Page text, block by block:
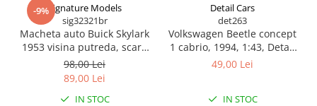
-9%Signature Models
sig32321br
Macheta auto Buick Skylark
1953 visina putreda, scara
1:32, Signature – model de
colectie cu usi, capota si
portbagaj ce se deschid
98,00 Lei
89,00 Lei
IN STOC
Detail Cars
det263
Volkswagen Beetle concept
1 cabrio, 1994, 1:43, Detail
Cars
49,00 Lei
IN STOC